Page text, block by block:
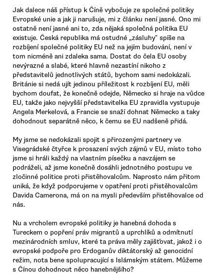
Jak dalece náš přístup k Číně vybočuje ze společné politiky
Evropské unie a jak ji narušuje, mi z článku není jasné. Ono mi
ostatně není jasné ani to, zda nějaká společná politika EU
existuje. Česká republika má ostudné „zásluhy‟ spíše na
rozbíjení společné politiky EU než na jejím budování, není v
tom nicméně ani zdaleka sama. Dostat do čela EU osoby
nevýrazné a slabé, které hlavně nezastíní nikoho z
představitelů jednotlivých států, bychom sami nedokázali.
Británie si nedá ujít jedinou příležitost k rozbíjení EU, měli
bychom doufat, že konečně odejde, Německo si hraje na vůdce
EU, takže jako nejvyšší představitelka EU zpravidla vystupuje
Angela Merkelová, a Francie se snaží dohnat Německo a taky
dohodnout separátně něco, k čemu se EU nadšeně přidá.
My jsme se nedokázali spojit s přirozenými partnery ve
Visegrádské čtyřce k prosazení svých zájmů v EU, místo toho
jsme si hráli každý na vlastním písečku a navzájem se
podráželi, až jsme konečně dosáhli jednotného postupu ve
zločinné politice proti přistěhovalcům. Naprosto nám přitom
uniká, že když podporujeme v opatření proti přistěhovalcům
Davida Camerona, má on na mysli především přistěhovalce od
nás.
Nu a vrcholem evropské politiky je hanebná dohoda s
Tureckem o popření práv migrantů a uprchlíků a odmítnutí
mezinárodních smluv, které ta práva měly zajišťovat, jakož i o
evropské podpoře pro Erdoganův diktátorský až genocidní
režim, nota bene spolupracující s Islámským státem. Můžeme
s Čínou dohodnout něco hanebnějšího?